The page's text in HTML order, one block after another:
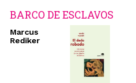
BARCO DE ESCLAVOS
Marcus
Rediker